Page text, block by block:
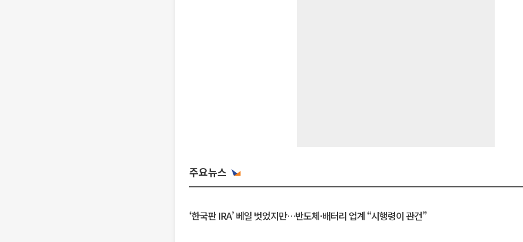
주요뉴스
‘한국판 IRA’ 베일 벗었지만…반도체·배터리 업계 “시행령이 관건”